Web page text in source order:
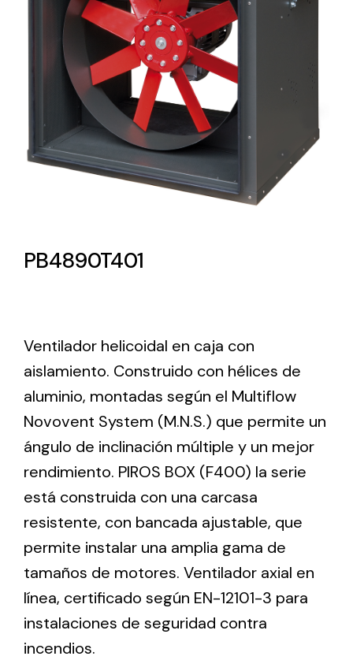
Lighting and Electrical
Equipment
Complete solutions in lighting and electrical
material for each project and need
Amplia gama de ventiladores y equipos de
Ventilation
The incorporation of Novovent into the group
meant a greater offer of ventilation products for
different uses
Iluminación Solar
Variedad de soluciones solares para todo tipo
de necesidades.
PB4890T401
Ventilador helicoidal en caja con
aislamiento. Construido con hélices de
aluminio, montadas según el Multiflow
Novovent System (M.N.S.) que permite un
ángulo de inclinación múltiple y un mejor
rendimiento. PIROS BOX (F400) la serie
está construida con una carcasa
resistente, con bancada ajustable, que
permite instalar una amplia gama de
tamaños de motores. Ventilador axial en
línea, certificado según EN-12101-3 para
instalaciones de seguridad contra
incendios.